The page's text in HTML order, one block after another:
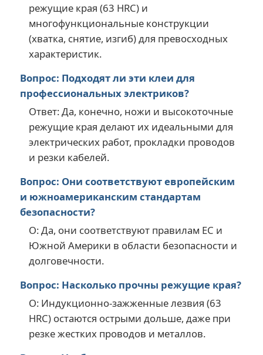
режущие края (63 HRC) и
многофункциональные конструкции
(хватка, снятие, изгиб) для превосходных
характеристик.
Вопрос: Подходят ли эти клеи для
профессиональных электриков?
Ответ: Да, конечно, ножи и высокоточные
режущие края делают их идеальными для
электрических работ, прокладки проводов
и резки кабелей.
Вопрос: Они соответствуют европейским
и южноамериканским стандартам
безопасности?
О: Да, они соответствуют правилам ЕС и
Южной Америки в области безопасности и
долговечности.
Вопрос: Насколько прочны режущие края?
О: Индукционно-зажженные лезвия (63
HRC) остаются острыми дольше, даже при
резке жестких проводов и металлов.